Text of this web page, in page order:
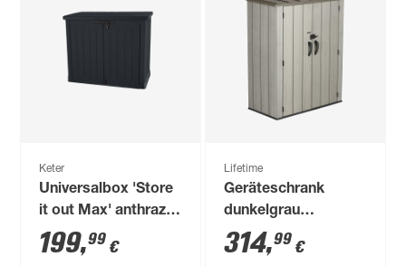
Keter
Universalbox 'Store
it out Max' anthrazit
146 x 125 x 82 cm
199,99 €
Lifetime
Geräteschrank
dunkelgrau
Kunststoff 1,51m³
70 x 136 x 172 cm
314,99 €